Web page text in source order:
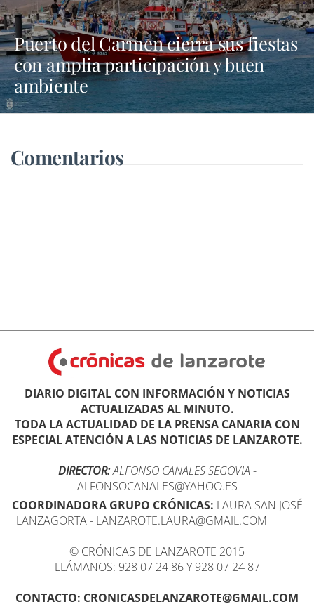
Puerto del Carmen cierra sus fiestas
con amplia participación y buen
ambiente
Comentarios
DIARIO DIGITAL CON INFORMACIÓN Y NOTICIAS
ACTUALIZADAS AL MINUTO.
TODA LA ACTUALIDAD DE LA PRENSA CANARIA CON
ESPECIAL ATENCIÓN A LAS NOTICIAS DE LANZAROTE.
DIRECTOR:ALFONSO CANALES SEGOVIA -
ALFONSOCANALES@YAHOO.ES
COORDINADORA GRUPO CRÓNICAS: LAURA SAN JOSÉ
LANZAGORTA - LANZAROTE.LAURA@GMAIL.COM
© CRÓNICAS DE LANZAROTE 2015
LLÁMANOS: 928 07 24 86 Y 928 07 24 87
CONTACTO: CRONICASDELANZAROTE@GMAIL.COM